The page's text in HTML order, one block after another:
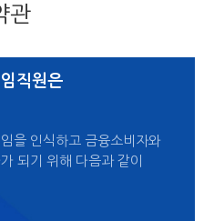
관
직원은
을 인식하고 금융소비자와
되기 위해 다음과 같이